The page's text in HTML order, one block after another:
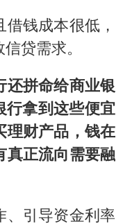
钱成本很低，
贷需求。
还拼命给商业银
行拿到这些便宜
理财产品，钱在
真正流向需要融
、引导资金利率